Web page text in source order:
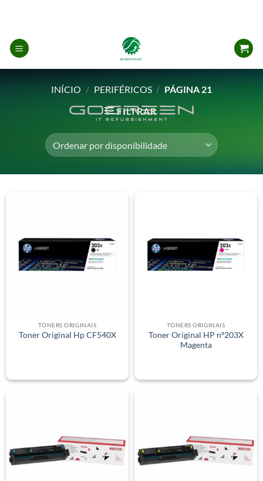
content
INÍCIO / PERIFÉRICOS / PÁGINA 21
FILTRAR
TONERS ORIGINAIS
Toner Original Hp CF540X
TONERS ORIGINAIS
Toner Original HP nº203X
Magenta